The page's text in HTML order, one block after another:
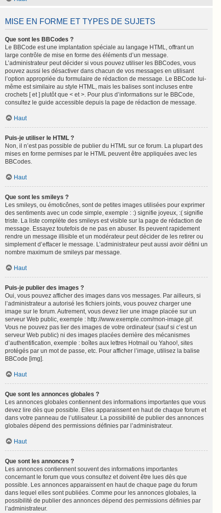
MISE EN FORME ET TYPES DE SUJETS
Que sont les BBCodes ?
Le BBCode est une implantation spéciale au langage HTML, offrant un
large contrôle de mise en forme des éléments d’un message.
L’administrateur peut décider si vous pouvez utiliser les BBCodes, vous
pouvez aussi les désactiver dans chacun de vos messages en utilisant
l’option appropriée du formulaire de rédaction de message. Le BBCode lui-
même est similaire au style HTML, mais les balises sont incluses entre
crochets [ et ] plutôt que < et >. Pour plus d’informations sur le BBCode,
consultez le guide accessible depuis la page de rédaction de message.
Haut
Puis-je utiliser le HTML ?
Non, il n’est pas possible de publier du HTML sur ce forum. La plupart des
mises en forme permises par le HTML peuvent être appliquées avec les
BBCodes.
Haut
Que sont les smileys ?
Les smileys, ou émoticônes, sont de petites images utilisées pour exprimer
des sentiments avec un code simple, exemple : :) signifie joyeux, :( signifie
triste. La liste complète des smileys est visible sur la page de rédaction de
message. Essayez toutefois de ne pas en abuser. Ils peuvent rapidement
rendre un message illisible et un modérateur peut décider de les retirer ou
simplement d’effacer le message. L’administrateur peut aussi avoir défini un
nombre maximum de smileys par message.
Haut
Puis-je publier des images ?
Oui, vous pouvez afficher des images dans vos messages. Par ailleurs, si
l’administrateur a autorisé les fichiers joints, vous pouvez charger une
image sur le forum. Autrement, vous devez lier une image placée sur un
serveur Web public, exemple : http://www.exemple.com/mon-image.gif.
Vous ne pouvez pas lier des images de votre ordinateur (sauf si c’est un
serveur Web public) ni des images placées derrière des mécanismes
d’authentification, exemple : boîtes aux lettres Hotmail ou Yahoo!, sites
protégés par un mot de passe, etc. Pour afficher l’image, utilisez la balise
BBCode [img].
Haut
Que sont les annonces globales ?
Les annonces globales contiennent des informations importantes que vous
devez lire dès que possible. Elles apparaissent en haut de chaque forum et
dans votre panneau de l’utilisateur. La possibilité de publier des annonces
globales dépend des permissions définies par l’administrateur.
Haut
Que sont les annonces ?
Les annonces contiennent souvent des informations importantes
concernant le forum que vous consultez et doivent être lues dès que
possible. Les annonces apparaissent en haut de chaque page du forum
dans lequel elles sont publiées. Comme pour les annonces globales, la
possibilité de publier des annonces dépend des permissions définies par
l’administrateur.